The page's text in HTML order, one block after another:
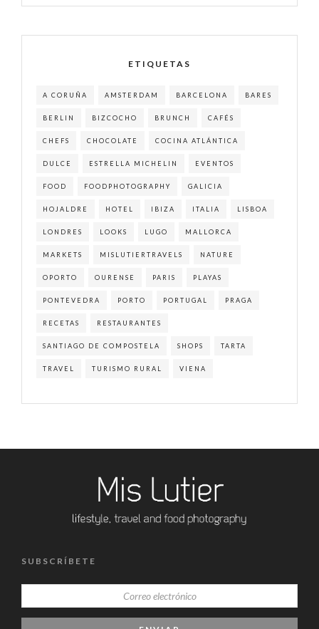
ETIQUETAS
A CORUÑA AMSTERDAM BARCELONA BARES
BERLIN BIZCOCHO BRUNCH CAFÉS
CHEFS CHOCOLATE COCINA ATLÁNTICA
DULCE ESTRELLA MICHELIN EVENTOS
FOOD FOODPHOTOGRAPHY GALICIA
HOJALDRE HOTEL IBIZA ITALIA LISBOA
LONDRES LOOKS LUGO MALLORCA
MARKETS MISLUTIERTRAVELS NATURE
OPORTO OURENSE PARIS PLAYAS
PONTEVEDRA PORTO PORTUGAL PRAGA
RECETAS RESTAURANTES
SANTIAGO DE COMPOSTELA SHOPS TARTA
TRAVEL TURISMO RURAL VIENA
SUBSCRÍBETE